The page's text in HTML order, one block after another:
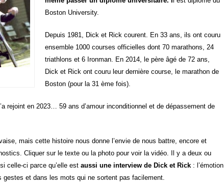
Boston University.
Depuis 1981, Dick et Rick courent. En 33 ans, ils ont couru
ensemble 1000 courses officielles dont 70 marathons, 24
triathlons et 6 Ironman. En 2014, le père âgé de 72 ans,
Dick et Rick ont couru leur dernière course, le marathon de
Boston (pour la 31 ème fois).
rejoint en 2023… 59 ans d’amour inconditionnel et de dépassement de
mais cette histoire nous donne l’envie de nous battre, encore et
Cliquer sur le texte ou la photo pour voir la vidéo. Il y a deux ou
celle-ci parce qu’elle est aussi une interview de Dick et Rick : l’émotion
gestes et dans les mots qui ne sortent pas facilement.